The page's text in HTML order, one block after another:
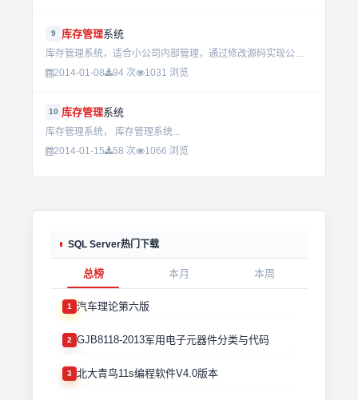
9 库存管理系统
库存管理系统，适合小公司内部管理，通过修改源码实现公司内部需求...
2014-01-08
94 次 1031 浏览
10 库存管理系统
库存管理系统， 库存管理系统...
2014-01-15
58 次 1066 浏览
SQL Server热门下载
总榜 本月 本周
1 汽车理论第六版
2 GJB8118-2013军用电子元器件分类与代码
3 北大青鸟11s编程软件V4.0版本